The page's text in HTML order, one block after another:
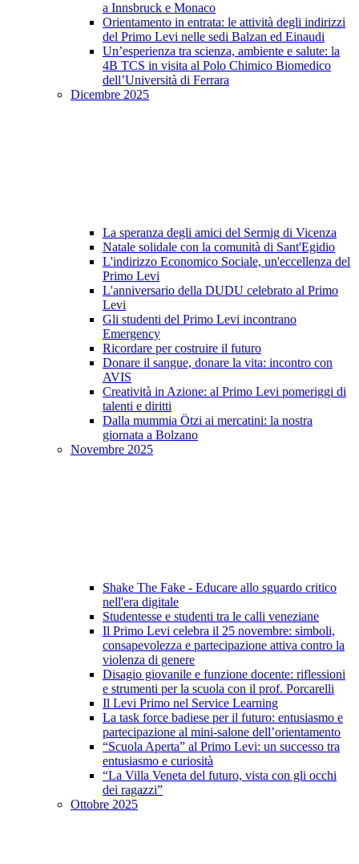
a Innsbruck e Monaco
Orientamento in entrata: le attività degli indirizzi
del Primo Levi nelle sedi Balzan ed Einaudi
Un’esperienza tra scienza, ambiente e salute: la
4B TCS in visita al Polo Chimico Biomedico
dell’Università di Ferrara
Dicembre 2025
La speranza degli amici del Sermig di Vicenza
Natale solidale con la comunità di Sant'Egidio
L'indirizzo Economico Sociale, un'eccellenza del
Primo Levi
L'anniversario della DUDU celebrato al Primo
Levi
Gli studenti del Primo Levi incontrano
Emergency
Ricordare per costruire il futuro
Donare il sangue, donare la vita: incontro con
AVIS
Creatività in Azione: al Primo Levi pomeriggi di
talenti e diritti
Dalla mummia Ötzi ai mercatini: la nostra
giornata a Bolzano
Novembre 2025
Shake The Fake - Educare allo sguardo critico
nell'era digitale
Studentesse e studenti tra le calli veneziane
Il Primo Levi celebra il 25 novembre: simboli,
consapevolezza e partecipazione attiva contro la
violenza di genere
Disagio giovanile e funzione docente: riflessioni
e strumenti per la scuola con il prof. Porcarelli
Il Levi Primo nel Service Learning
La task force badiese per il futuro: entusiasmo e
partecipazione al mini-salone dell’orientamento
“Scuola Aperta” al Primo Levi: un successo tra
entusiasmo e curiosità
“La Villa Veneta del futuro, vista con gli occhi
dei ragazzi”
Ottobre 2025